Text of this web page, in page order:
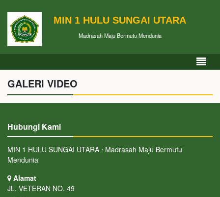
MIN 1 HULU SUNGAI UTARA
Madrasah Maju Bermutu Mendunia
GALERI VIDEO
Hubungi Kami
MIN 1 HULU SUNGAI UTARA ⋅ Madrasah Maju Bermutu
Mendunia
Alamat
JL. VETERAN NO. 49